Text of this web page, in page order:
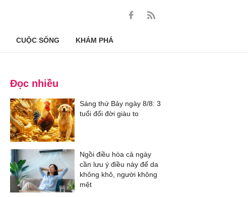
CUỘC SỐNG KHÁM PHÁ
Đọc nhiều
Sáng thứ Bảy ngày 8/8: 3
tuổi đổi đời giàu to
Ngồi điều hòa cả ngày
cần lưu ý điều này để da
không khô, người không
mệt